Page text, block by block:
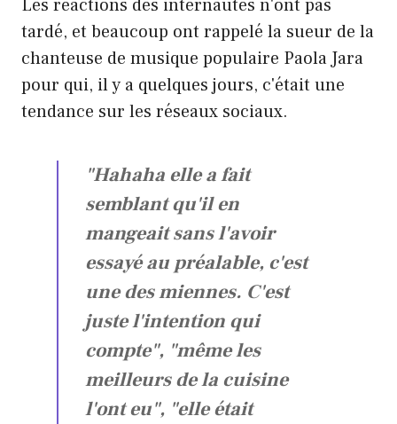
Les réactions des internautes n'ont pas
tardé, et beaucoup ont rappelé la sueur de la
chanteuse de musique populaire Paola Jara
pour qui, il y a quelques jours, c'était une
tendance sur les réseaux sociaux.
"Hahaha elle a fait
semblant qu'il en
mangeait sans l'avoir
essayé au préalable, c'est
une des miennes. C'est
juste l'intention qui
compte", "même les
meilleurs de la cuisine
l'ont eu", "elle était